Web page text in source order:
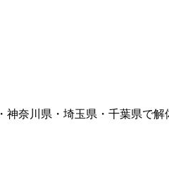
奈川県・埼玉県・千葉県で